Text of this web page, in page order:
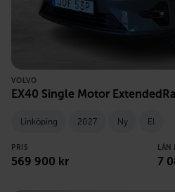
VOLVO
EX40 Single Motor
Linköping 2027 Ny El
PRIS
569 900 kr
LÅN
7